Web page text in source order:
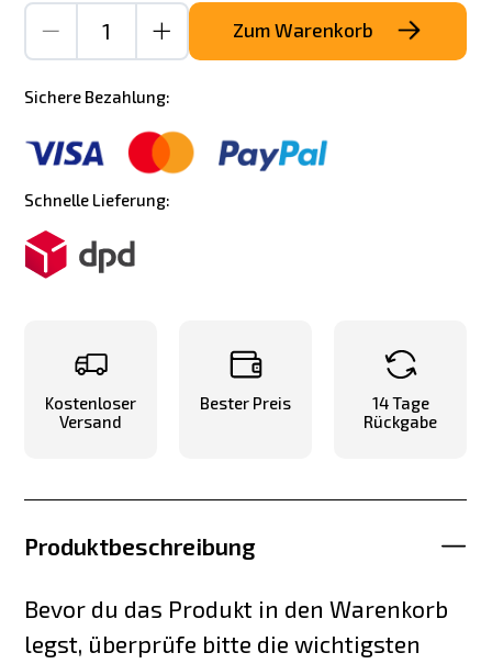
Zum Warenkorb
Sichere Bezahlung:
Schnelle Lieferung:
Kostenloser
Versand
Bester Preis
14 Tage
Rückgabe
Produktbeschreibung
Bevor du das Produkt in den Warenkorb
legst, überprüfe bitte die wichtigsten